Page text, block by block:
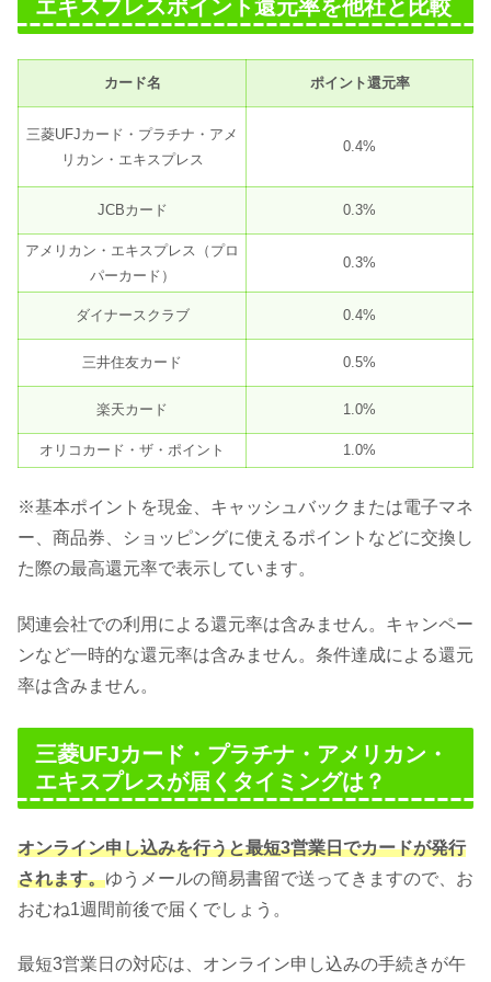
エキスプレスポイント還元率を他社と比較
カード名 ポイント還元率
三菱UFJカード・プラチナ・アメ
リカン・エキスプレス
0.4%
JCBカード 0.3%
アメリカン・エキスプレス（プロ
パーカード）
0.3%
ダイナースクラブ 0.4%
三井住友カード 0.5%
楽天カード 1.0%
オリコカード・ザ・ポイント 1.0%
※基本ポイントを現金、キャッシュバックまたは電子マネ
ー、商品券、ショッピングに使えるポイントなどに交換し
た際の最高還元率で表示しています。
関連会社での利用による還元率は含みません。キャンペー
ンなど一時的な還元率は含みません。条件達成による還元
率は含みません。
三菱UFJカード・プラチナ・アメリカン・
エキスプレスが届くタイミングは？
オンライン申し込みを行うと最短3営業日でカードが発行
されます。ゆうメールの簡易書留で送ってきますので、お
おむね1週間前後で届くでしょう。
最短3営業日の対応は、オンライン申し込みの手続きが午